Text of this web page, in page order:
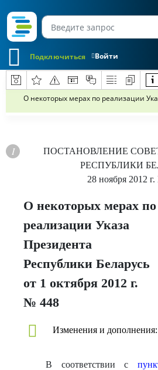
Войти
Подключиться
О некоторых мерах по реализации
ПОСТАНОВЛЕНИЕ
РЕСПУБЛИКИ
28 ноября 2012 г.
О некоторых мерах по
реализации Указа
Президента
Республики Беларусь
от 1 октября 2012 г.
№ 448
Изменения и дополнения:
В соответствии с